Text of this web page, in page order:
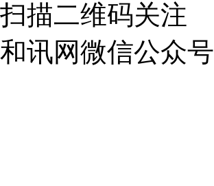
扫描二维码关注
和讯网微信公众号